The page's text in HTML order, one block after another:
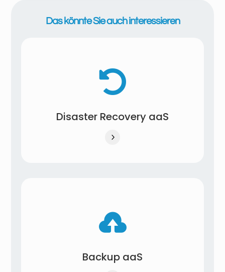
Das könnte Sie auch interessieren

Disaster Recovery aaS
5

Backup aaS